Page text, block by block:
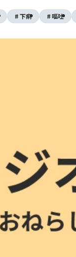
下痢 嘔吐